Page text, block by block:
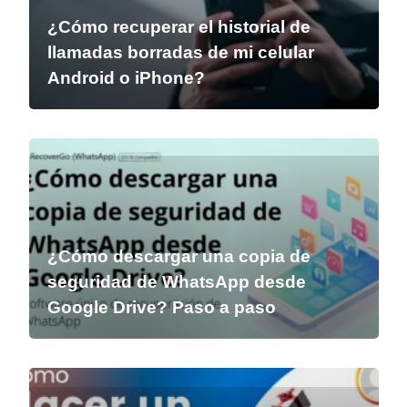
¿Cómo recuperar el historial de
llamadas borradas de mi celular
Android o iPhone?
¿Cómo descargar una copia de
seguridad de WhatsApp desde
Google Drive? Paso a paso